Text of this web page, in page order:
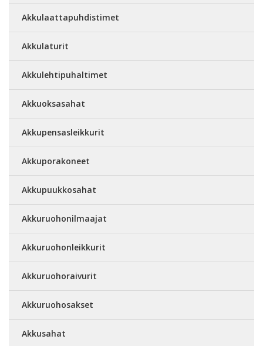
Akkulaattapuhdistimet
Akkulaturit
Akkulehtipuhaltimet
Akkuoksasahat
Akkupensasleikkurit
Akkuporakoneet
Akkupuukkosahat
Akkuruohonilmaajat
Akkuruohonleikkurit
Akkuruohoraivurit
Akkuruohosakset
Akkusahat